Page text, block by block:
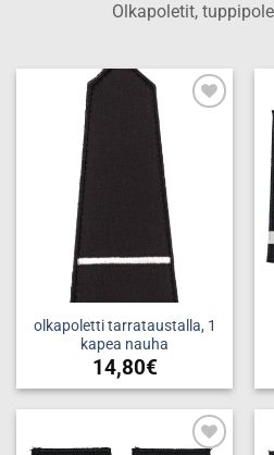
Olkapoletit,
olkapoletti tarrataustalla, 1
kapea nauha
14,80€